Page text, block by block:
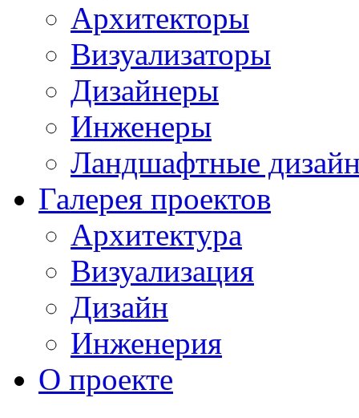
Архитекторы
Визуализаторы
Дизайнеры
Инженеры
Ландшафтные
Галерея проектов
Архитектура
Визуализация
Дизайн
Инженерия
О проекте